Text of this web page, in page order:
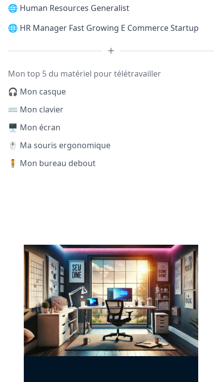
🌐 Human Resources Generalist
🌐 HR Manager Fast Growing E Commerce Startup
Mon top 5 du matériel pour télétravailler
🎧 Mon casque
⌨️ Mon clavier
🖥️ Mon écran
🖱️ Ma souris ergonomique
🧍 Mon bureau debout